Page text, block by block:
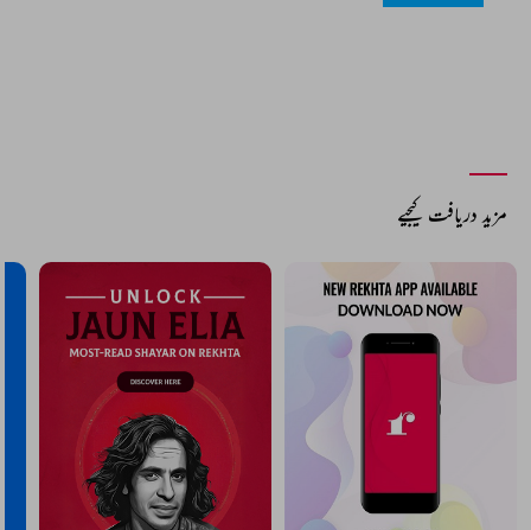
مزید دریافت کیجیے